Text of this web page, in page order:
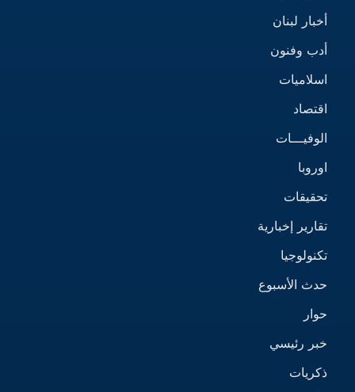
أخبار لبنان
أدب وفنون
اسلاميات
اقتصاد
الوفيـــات
اوروبا
تحقيقات
تقارير إخبارية
تكنولوجيا
حدث الأسبوع
حوار
خبر رئيسي
ذكريات